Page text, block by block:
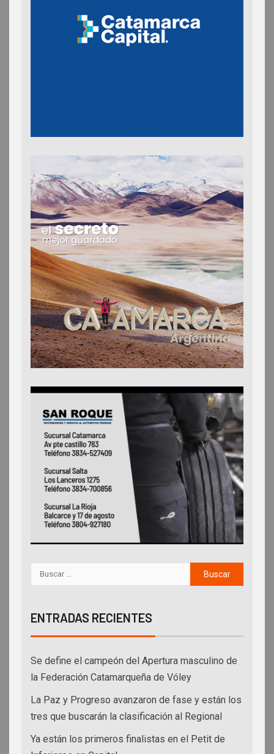
ENTRADAS RECIENTES
Se define el campeón del Apertura masculino de
la Federación Catamarqueña de Vóley
La Paz y Progreso avanzaron de fase y están los
tres que buscarán la clasificación al Regional
Ya están los primeros finalistas en el Petit de